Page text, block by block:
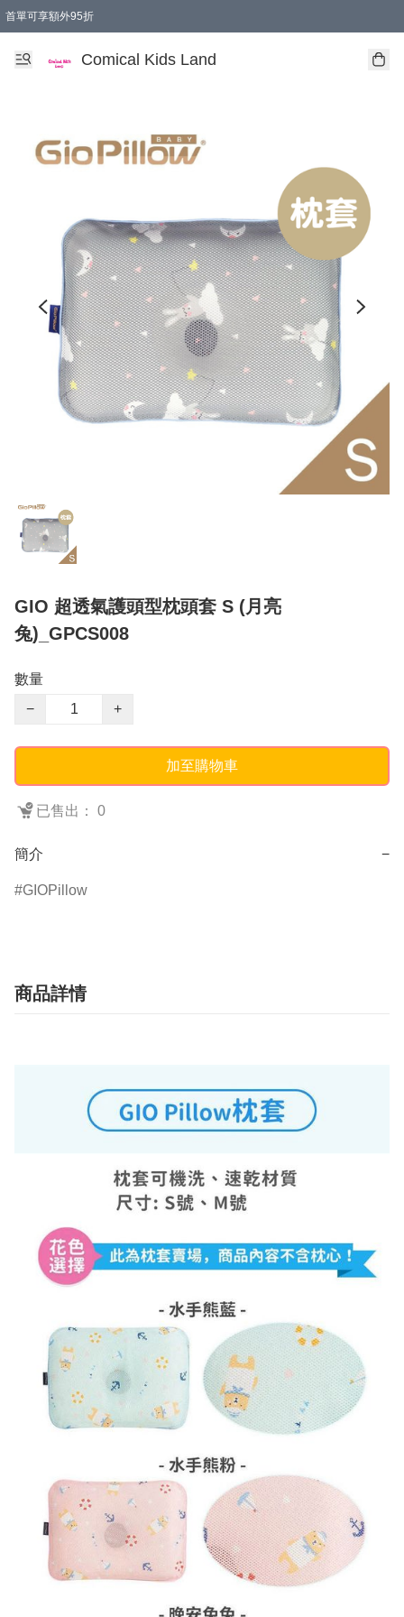
首單可享額外95折
Comical Kids Land
GIO 超透氣護頭型枕頭套 S (月亮
兔)_GPCS008
數量
−
+
加至購物車
已售出： 0
簡介 −
GIOPillow
商品詳情